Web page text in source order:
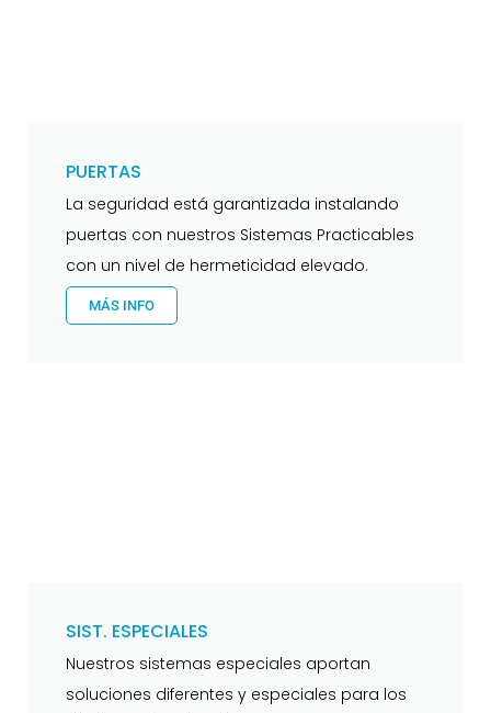
PUERTAS
La seguridad está garantizada instalando
puertas con nuestros Sistemas Practicables
con un nivel de hermeticidad elevado.
MÁS INFO
SIST. ESPECIALES
Nuestros sistemas especiales aportan
soluciones diferentes y especiales para los